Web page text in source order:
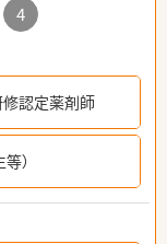
4
認定薬剤師
）